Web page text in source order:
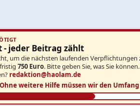
- jeder Beitrag zählt
um die nächsten laufenden
750 Euro. Bitte geben Sie, was Sie
redaktion@haolam.de
Ohne weitere Hilfe müssen wir den